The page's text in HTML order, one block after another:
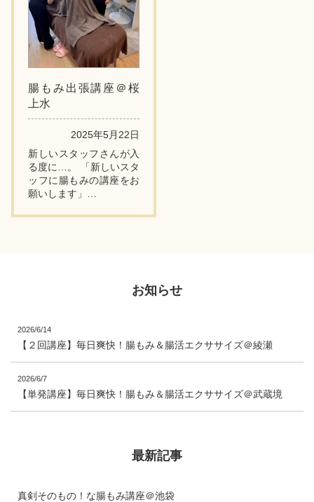
腸もみ出張講座＠桜
上水
2025年5月22日
新しいスタッフさんが入
る度に…。 「新しいスタ
ッフに腸もみの講座をお
願いします」
背中ニキビのケアで見事
お知らせ
2026/6/14
【２回講座】毎日爽快！腸もみ＆腸活エクササイズ＠綾瀬
2026/6/7
【単発講座】毎日爽快！腸もみ＆腸活エクササイズ＠武蔵境
最新記事
真剣そのもの！な腸もみ講座＠池袋